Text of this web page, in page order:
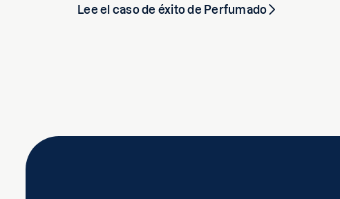
Lee el caso de éxito de Perfumado